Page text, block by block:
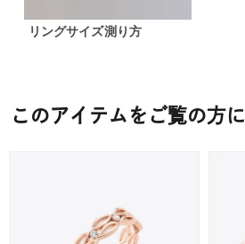
リングサイズ測り方
このアイテムをご覧の方